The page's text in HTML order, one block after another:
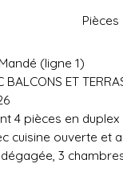
Pièces
(ligne 1)
BALCONS ET
4 pièces en
cuisine ouverte et
3